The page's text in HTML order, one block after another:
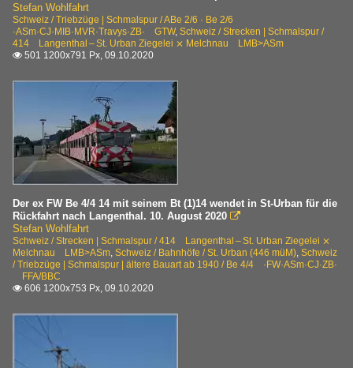
Stefan Wohlfahrt
Schweiz / Triebzüge | Schmalspur / ABe 2/6 · Be 2/6
·ASm·CJ·MIB·MVR·Travys·ZB· GTW, Schweiz / Strecken | Schmalspur /
414 Langenthal – St. Urban Ziegelei ⨯ Melchnau LMB>ASm
 501 1200x791 Px, 09.10.2020
Der ex FW Be 4/4 14 mit seinem Bt (1)14 wendet in St-Urban für die
Rückfahrt nach Langenthal. 10. August 2020 
Stefan Wohlfahrt
Schweiz / Strecken | Schmalspur / 414 Langenthal – St. Urban Ziegelei ⨯
Melchnau LMB>ASm, Schweiz / Bahnhöfe / St. Urban (446 müM), Schweiz
/ Triebzüge | Schmalspur | ältere Bauart ab 1940 / Be 4/4 ·FW·ASm·CJ·ZB·
FFA/BBC
 606 1200x753 Px, 09.10.2020